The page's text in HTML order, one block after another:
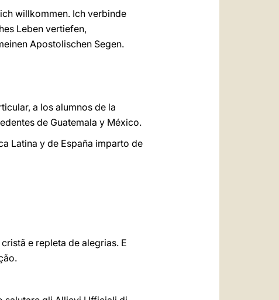
willkommen. Ich verbinde
Leben vertiefen,
Apostolischen Segen.
a los alumnos de la
de Guatemala y México.
Latina y de España imparto de
e repleta de alegrias. E